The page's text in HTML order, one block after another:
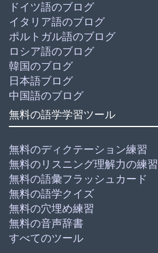
ドイツ語のブログ
イタリア語のブログ
ポルトガル語のブログ
ロシア語のブログ
韓国のブログ
日本語ブログ
中国語のブログ
無料の語学学習ツール
無料のディクテーション練習
無料のリスニング理解力の練習
無料の語彙フラッシュカード
無料の語学クイズ
無料の穴埋め練習
無料の音声辞書
すべてのツール